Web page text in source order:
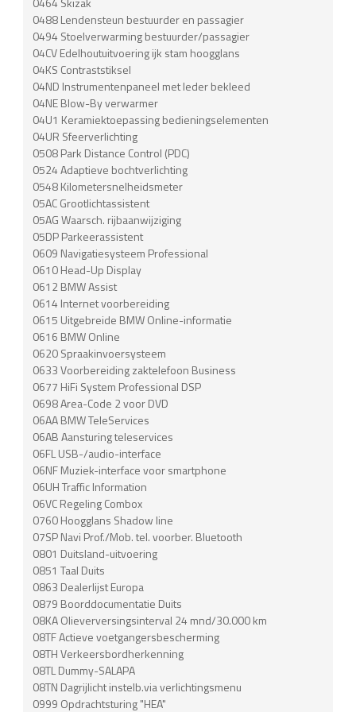
0488 Lendensteun bestuurder en passagier
0494 Stoelverwarming bestuurder/passagier
04CV Edelhoutuitvoering ijk stam hoogglans
04KS Contraststiksel
04ND Instrumentenpaneel met leder bekleed
04NE Blow-By verwarmer
04U1 Keramiektoepassing bedieningselementen
04UR Sfeerverlichting
0508 Park Distance Control (PDC)
0524 Adaptieve bochtverlichting
0548 Kilometersnelheidsmeter
05AC Grootlichtassistent
05AG Waarsch. rijbaanwijziging
05DP Parkeerassistent
0609 Navigatiesysteem Professional
0610 Head-Up Display
0612 BMW Assist
0614 Internet voorbereiding
0615 Uitgebreide BMW Online-informatie
0616 BMW Online
0620 Spraakinvoersysteem
0633 Voorbereiding zaktelefoon Business
0677 HiFi System Professional DSP
0698 Area-Code 2 voor DVD
06AA BMW TeleServices
06AB Aansturing teleservices
06FL USB-/audio-interface
06NF Muziek-interface voor smartphone
06UH Traffic Information
06VC Regeling Combox
0760 Hoogglans Shadow line
07SP Navi Prof./Mob. tel. voorber. Bluetooth
0801 Duitsland-uitvoering
0851 Taal Duits
0863 Dealerlijst Europa
0879 Boorddocumentatie Duits
08KA Olieverversingsinterval 24 mnd/30.000 km
08TF Actieve voetgangersbescherming
08TH Verkeersbordherkenning
08TL Dummy-SALAPA
08TN Dagrijlicht instelb.via verlichtingsmenu
0999 Opdrachtsturing "HEA"